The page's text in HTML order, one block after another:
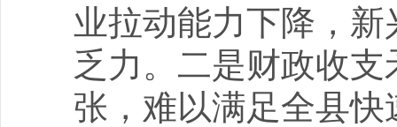
业拉动能力下降，
乏力。二是财政收
张，难以满足全县